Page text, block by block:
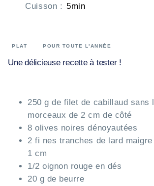
Cuisson : 5min
PLAT POUR TOUTE L'ANNÉE
Une délicieuse recette à tester !
250 g de filet de cabillaud sans
morceaux de 2 cm de côté
8 olives noires dénoyautées
2 fi nes tranches de lard
1 cm
1/2 oignon rouge en dés
20 g de beurre